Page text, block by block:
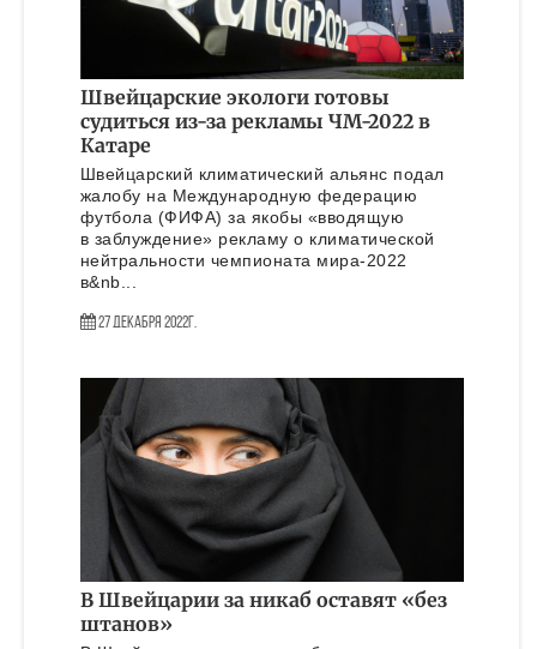
Швейцарские экологи готовы
судиться из-за рекламы ЧМ-2022 в
Катаре
Швейцарский климатический альянс подал
жалобу на Международную федерацию
футбола (ФИФА) за якобы «вводящую
в заблуждение» рекламу о климатической
нейтральности чемпионата мира‑2022
в&nb...
27 Декабря 2022г.
В Швейцарии за никаб оставят «без
штанов»